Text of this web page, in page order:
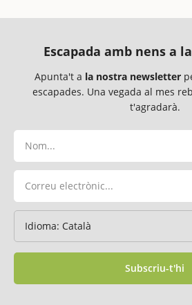
Escapada amb nens a
Apunta't a la nostra newsletter
escapades. Una vegada al mes
t'agradarà.
Subscriu-t'hi